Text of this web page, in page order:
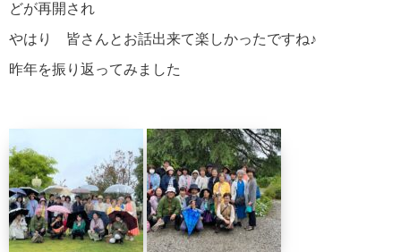
どが再開され
やはり 皆さんとお話出来て楽しかったですね♪
昨年を振り返ってみました